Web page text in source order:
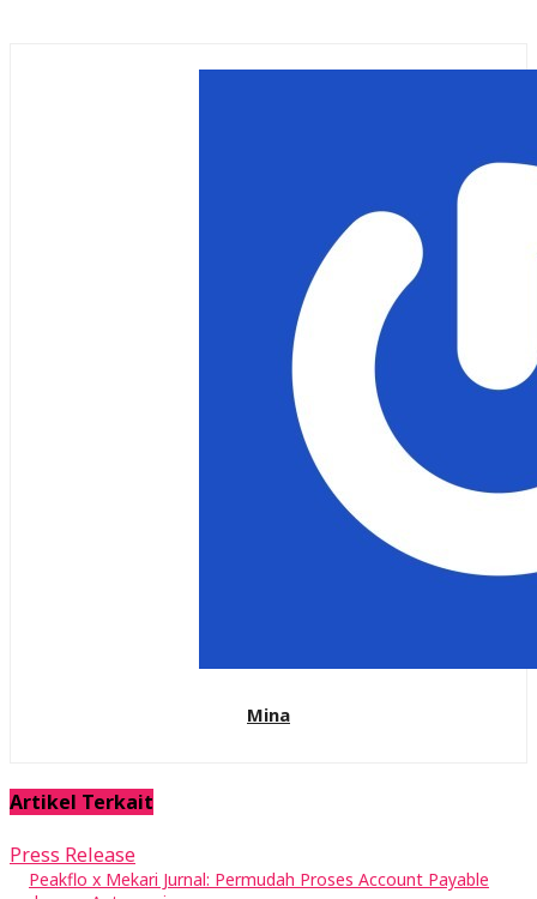
Mina
Artikel Terkait
Press Release
Peakflo x Mekari Jurnal: Permudah Proses Account Payable